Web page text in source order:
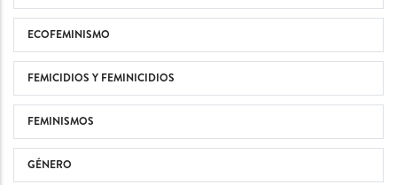
ECOFEMINISMO
FEMICIDIOS Y FEMINICIDIOS
FEMINISMOS
GÉNERO